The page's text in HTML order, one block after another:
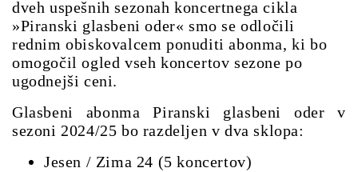
dveh uspešnih sezonah koncertnega cikla
»Piranski glasbeni oder« smo se odločili
rednim obiskovalcem ponuditi abonma, ki bo
omogočil ogled vseh koncertov sezone po
ugodnejši ceni.
Glasbeni abonma Piranski glasbeni oder v
sezoni 2024/25 bo razdeljen v dva sklopa:
Jesen / Zima 24 (5 koncertov)